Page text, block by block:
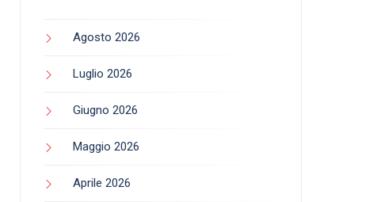
Agosto 2026
Luglio 2026
Giugno 2026
Maggio 2026
Aprile 2026